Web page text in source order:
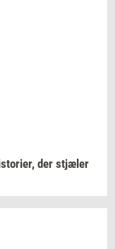
der stjæ­ler